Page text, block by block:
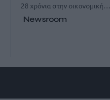
28 χρόνια στην οικονομική…
Newsroom